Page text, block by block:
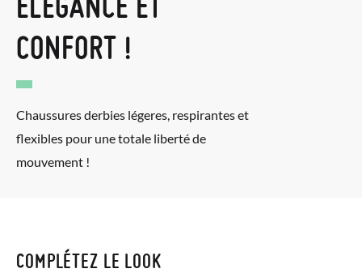
CONFORT !
Chaussures derbies légeres, respirantes et
flexibles pour une totale liberté de
mouvement !
COMPLÉTEZ LE LOOK